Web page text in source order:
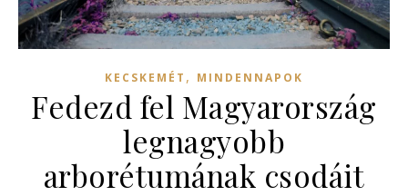
KECSKEMÉT , MINDENNAPOK
Fedezd fel Magyarország
legnagyobb
arborétumának csodáit